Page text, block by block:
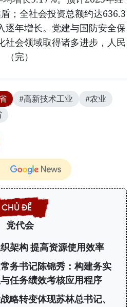
；全社会投资总额约达636.3
逐年增长。党建与国防安全保
社会领域取得诸多进步，人民
完）
#高新技术工业
#农业
党代会
架构 提高资源使用效率
务书记陈锦秀：构建务实
任务绩效考核应用程序
略转变体现苏林总书记、